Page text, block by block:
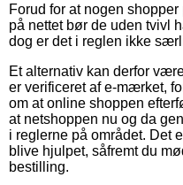
Forud for at nogen
på nettet bør de uden tvivl
dog er det i reglen ikke
Et alternativ kan derfor
er verificeret af e-mærket,
om at online shoppen
at netshoppen nu og da
i reglerne på området. Det
blive hjulpet, såfremt du
bestilling.